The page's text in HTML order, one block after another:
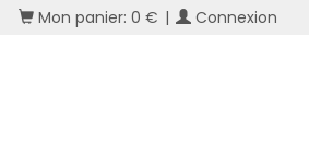
Mon panier: 0 € | Connexion